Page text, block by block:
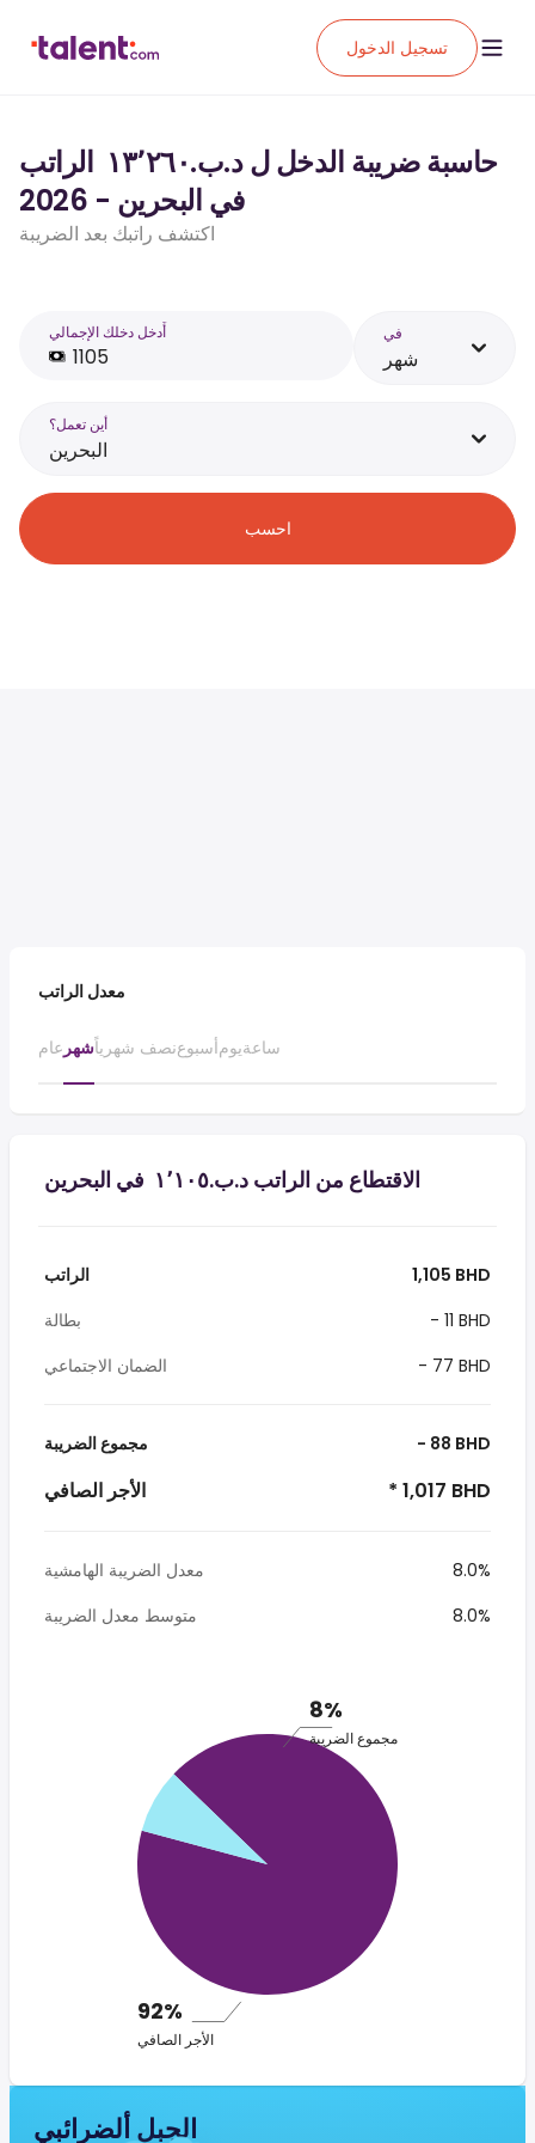
تسجيل الدخول
حاسبة ضريبة الدخل ل د.ب.‏١٣٬٢٦٠ ‏ الراتب
في البحرين - 2026
اكتشف راتبك بعد الضريبة
أَدخل دخلك الإجمالي في
شهر
أين تعمل؟
البحرين
احسب
معدل الراتب
عام شهرنصف شهرياًأسبوعيومساعة
الاقتطاع من الراتب د.ب.‏١٬١٠٥ ‏ في البحرين
الراتب
1,105 BHD
بطالة
- 11 BHD
الضمان الاجتماعي
- 77 BHD
مجموع الضريبة - 88 BHD
الأجر الصافي * 1,017 BHD
معدل الضريبة الهامشية
8.0%
متوسط معدل الضريبة
8.0%
8%
مجموع الضريبة
92%
الأجر الصافي
الجبل ألضرائبي